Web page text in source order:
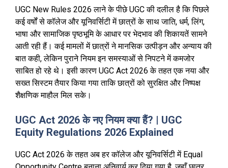
UGC New Rules 2026 लाने के पीछे UGC की दलील है कि पिछले
कई वर्षों से कॉलेज और यूनिवर्सिटी में छात्रों के साथ जाति, धर्म, लिंग,
भाषा और सामाजिक पृष्ठभूमि के आधार पर भेदभाव की शिकायतें सामने
आती रही हैं। कई मामलों में छात्रों ने मानसिक उत्पीड़न और अन्याय की
बात कही, लेकिन पुराने नियम इन समस्याओं से निपटने में कमजोर
साबित हो रहे थे। इसी कारण UGC Act 2026 के तहत एक नया और
सख्त सिस्टम तैयार किया गया ताकि छात्रों को सुरक्षित और निष्पक्ष
शैक्षणिक माहौल मिल सके।
UGC Act 2026 के नए नियम क्या हैं? | UGC
Equity Regulations 2026 Explained
UGC Act 2026 के तहत अब हर कॉलेज और यूनिवर्सिटी में Equal